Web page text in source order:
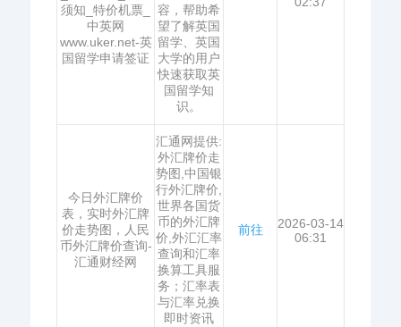
须知_特价机票_
中英网
www.uker.net-英
国留学申请签证
容，帮助希
望了解英国
留学、英国
大学的用户
快速获取英
国留学知
识。
今日外汇牌价
表，实时外汇牌
价走势图，人民
币外汇牌价查询-
汇通财经网
汇通网提供:
外汇牌价走
势图,中国银
行外汇牌价,
世界各国货
币的外汇牌
价,外汇汇率
查询和汇率
换算工具服
务；汇率表
与汇率兑换
即时资讯
前往
2026-03-14
06:31